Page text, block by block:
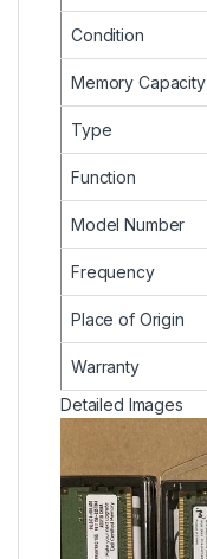
Condition
Memory Capacity
Type
Function
Model Number
Frequency
Place of Origin
Warranty
Detailed Images